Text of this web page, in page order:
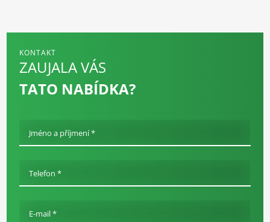
KONTAKT
ZAUJALA VÁS
TATO NABÍDKA?
Jméno a příjmení *
Telefon *
E-mail *